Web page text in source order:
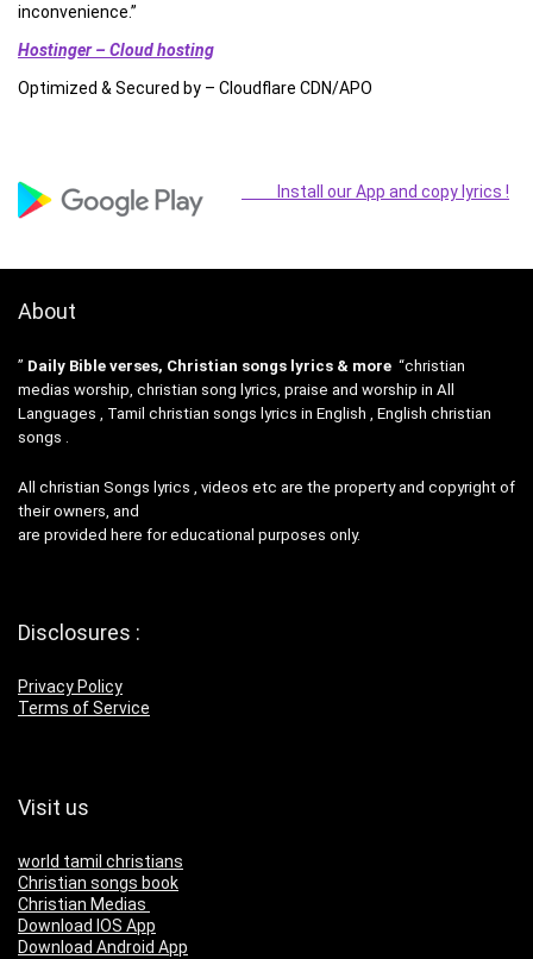
inconvenience.”
Hostinger – Cloud hosting
Optimized & Secured by – Cloudflare CDN/APO
Install our App and copy lyrics !
About
” Daily Bible verses, Christian songs lyrics & more “christian
medias worship, christian song lyrics, praise and worship in All
Languages , Tamil christian songs lyrics in English , English christian
songs .
All christian Songs lyrics , videos etc are the property and copyright of
their owners, and
are provided here for educational purposes only.
Disclosures :
Privacy Policy
Terms of Service
Visit us
world tamil christians
Christian songs book
Christian Medias
Download IOS App
Download Android App